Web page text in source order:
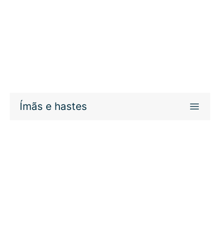
Ímãs e hastes